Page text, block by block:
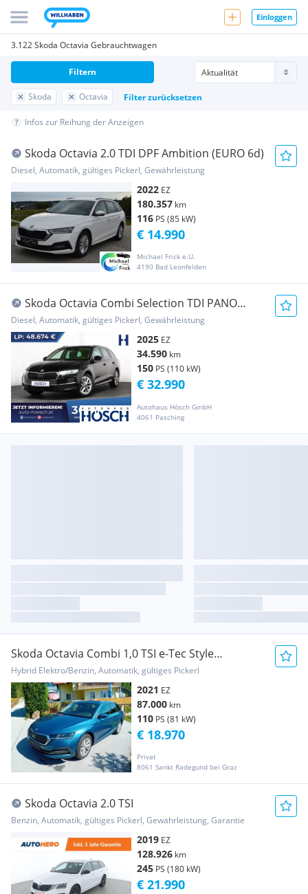
Einloggen
3.122 Skoda Octavia Gebrauchtwagen
Skoda Octavia Filter zurücksetzen
Filtern
Infos zur Reihung der Anzeigen
Skoda Octavia 2.0 TDI DPF Ambition (EURO 6d)
Diesel, Automatik, gültiges Pickerl, Gewährleistung
2022 EZ
180.357 km
116 PS (85 kW)
Michael Frick e.U.
4190 Bad Leonfelden
€ 14.990
Skoda Octavia Combi Selection TDI PANO
WINTER-PREMIUM...
Diesel, Automatik, gültiges Pickerl, Gewährleistung
2025 EZ
34.590 km
150 PS (110 kW)
Autohaus Hösch GmbH
4061 Pasching
€ 32.990
Skoda Octavia Combi 1,0 TSI e-Tec Style
DSG/Matrix/AHV
Hybrid Elektro/Benzin, Automatik, gültiges Pickerl
2021 EZ
87.000 km
110 PS (81 kW)
Privat
8061 Sankt Radegund bei Graz
€ 18.970
Skoda Octavia 2.0 TSI
Benzin, Automatik, gültiges Pickerl, Gewährleistung, Garantie
2019 EZ
128.926 km
245 PS (180 kW)
€ 21.990